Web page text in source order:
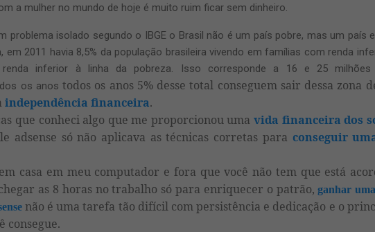
a mulher no mundo de hoje é muito ruim ficar sem dinheiro.
problema isolado segundo o IBGE o Brasil não é um país pobre, mas um país
em 2011 havia 8,5% da população brasileira vivendo em famílias com renda
renda inferior à linha da pobreza. Isso corresponde a 16 e 25 milhões
os anostodos os anos 5% desse total conseguem sair dessa zona
independência financeira.
que conheci algo que me proporcionou umavida financeira dos
adsense só não aplicava as técnicas corretas para conseguir
casa em meu computador e fora que você não tem que está
as 8 horas no trabalho só para enriquecer o patrão,ganhar
não é uma tarefa tão difícil com persistência e dedicação e o
consegue.